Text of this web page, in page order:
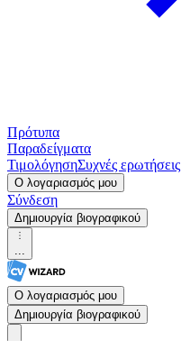
Πρότυπα
Παραδείγματα
ΤιμολόγησηΣυχνές ερωτήσεις
Ο λογαριασμός μου
Σύνδεση
Δημιουργία βιογραφικού
...
Ο λογαριασμός μου
Δημιουργία βιογραφικού